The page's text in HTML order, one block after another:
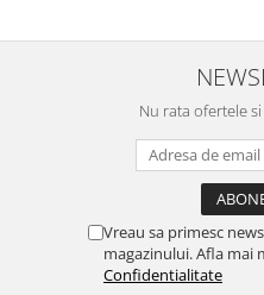
Nu rata ofertele
Vreau sa primesc
magazinului. Afla mai
Confidentialitate